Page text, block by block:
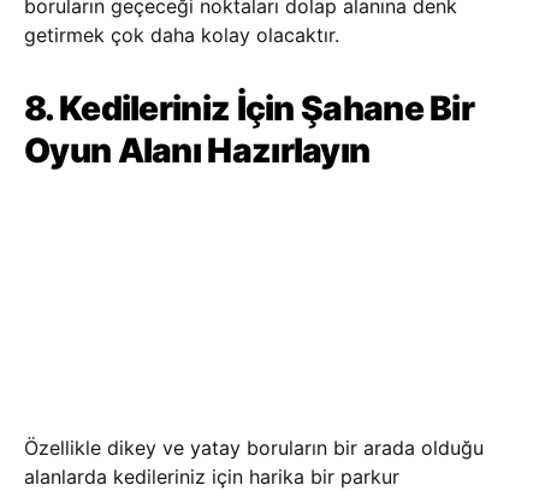
boruların geçeceği noktaları dolap alanına denk
getirmek çok daha kolay olacaktır.
8. Kedileriniz İçin Şahane Bir
Oyun Alanı Hazırlayın
Özellikle dikey ve yatay boruların bir arada olduğu
alanlarda kedileriniz için harika bir parkur